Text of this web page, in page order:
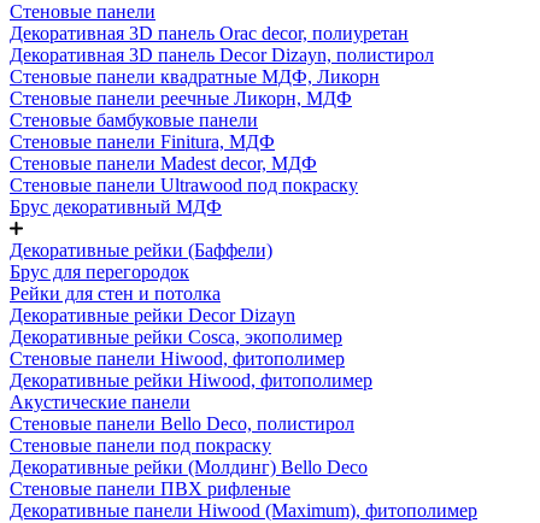
Стеновые панели
Декоративная 3D панель Orac decor, полиуретан
Декоративная 3D панель Decor Dizayn, полистирол
Стеновые панели квадратные МДФ, Ликорн
Стеновые панели реечные Ликорн, МДФ
Стеновые бамбуковые панели
Стеновые панели Finitura, МДФ
Стеновые панели Madest decor, МДФ
Стеновые панели Ultrawood под покраску
Брус декоративный МДФ
Декоративные рейки (Баффели)
Брус для перегородок
Рейки для стен и потолка
Декоративные рейки Decor Dizayn
Декоративные рейки Cosca, экополимер
Стеновые панели Hiwood, фитополимер
Декоративные рейки Hiwood, фитополимер
Акустические панели
Стеновые панели Bello Deco, полистирол
Стеновые панели под покраску
Декоративные рейки (Молдинг) Bello Deco
Стеновые панели ПВХ рифленые
Декоративные панели Hiwood (Maximum), фитополимер